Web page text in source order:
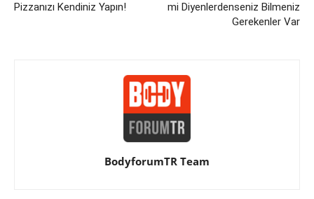
Pizzanızı Kendiniz Yapın!
mi Diyenlerdenseniz Bilmeniz
Gerekenler Var
BodyforumTR Team